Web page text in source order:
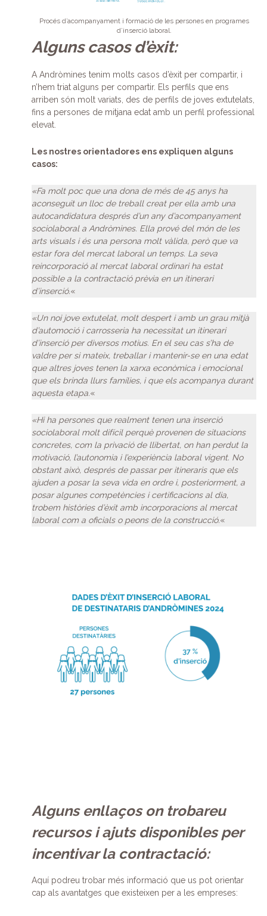
Procés d’acompanyament i formació de les persones en programes
d’inserció laboral.
Alguns casos d’èxit:
A Andròmines tenim molts casos d’èxit per compartir, i
n’hem triat alguns per compartir. Els perfils que ens
arriben són molt variats, des de perfils de joves extutelats,
fins a persones de mitjana edat amb un perfil professional
elevat.
Les nostres orientadores ens expliquen alguns
casos:
«Fa molt poc que una dona de més de 45 anys ha
aconseguit un lloc de treball creat per ella amb una
autocandidatura després d’un any d’acompanyament
sociolaboral a Andròmines. Ella prové del món de les
arts visuals i és una persona molt vàlida, però que va
estar fora del mercat laboral un temps. La seva
reincorporació al mercat laboral ordinari ha estat
possible a la contractació prèvia en un itinerari
d’inserció.«
«Un noi jove extutelat, molt despert i amb un grau mitjà
d’automoció i carrosseria ha necessitat un itinerari
d’inserció per diversos motius. En el seu cas s’ha de
valdre per si mateix, treballar i mantenir-se en una edat
que altres joves tenen la xarxa econòmica i emocional
que els brinda llurs famílies, i que els acompanya durant
aquesta etapa.«
«Hi ha persones que realment tenen una inserció
sociolaboral molt difícil perquè provenen de situacions
concretes, com la privació de llibertat, on han perdut la
motivació, l’autonomia i l’experiència laboral vigent. No
obstant això, després de passar per itineraris que els
ajuden a posar la seva vida en ordre i, posteriorment, a
posar algunes competències i certificacions al dia,
trobem històries d’èxit amb incorporacions al mercat
laboral com a oficials o peons de la construcció.«
Alguns enllaços on trobareu
recursos i ajuts disponibles per
incentivar la contractació:
Aquí podreu trobar més informació que us pot orientar
cap als avantatges que existeixen per a les empreses: